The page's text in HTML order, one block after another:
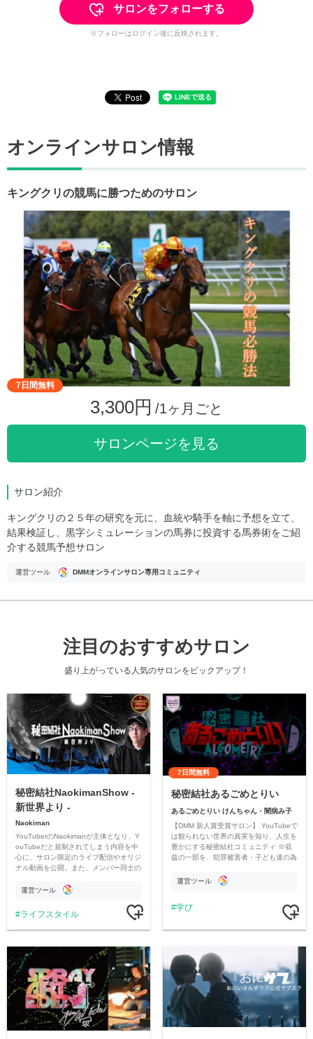
サロンをフォローする
※フォローはログイン後に反映されます。
オンラインサロン情報
キングクリの競馬に勝つためのサロン
7日間無料
3,300円 /1ヶ月ごと
サロンページを見る
サロン紹介
キングクリの２５年の研究を元に、血統や騎手を軸に予想を立て、
結果検証し、黒字シミュレーションの馬券に投資する馬券術をご紹
介する競馬予想サロン
運営ツール DMMオンラインサロン専用コミュニティ
注目のおすすめサロン
盛り上がっている人気のサロンをピックアップ！
秘密結社NaokimanShow -
新世界より -
Naokiman
YouTuberのNaokimanが主体となり、Y
ouTubeだと規制されてしまう内容を中
心に、サロン限定のライブ配信やオリジ
ナル動画を公開。また、メンバー同士の
ただいています。
運営ツール
ライフスタイル
7日間無料
秘密結社あるごめとりい
あるごめとりい けんちゃん・闇病み子
【DMM 新人賞受賞サロン】 YouTubeで
は観られない世界の真実を知り、人生を
豊かにする秘密結社コミュニティ ※収
益の一部を、犯罪被害者・子ども達の為
す運営ツール
学び